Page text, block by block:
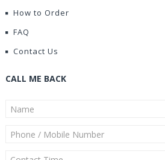
How to Order
FAQ
Contact Us
CALL ME BACK